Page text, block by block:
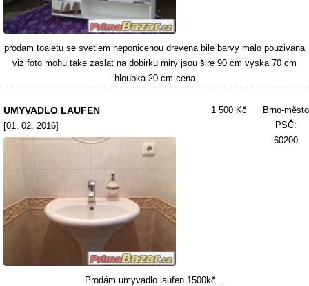
prodam toaletu se svetlem neponicenou drevena bile barvy malo pouzivana
viz foto mohu take zaslat na dobirku miry jsou šire 90 cm vyska 70 cm
hloubka 20 cm cena
UMYVADLO LAUFEN
[01. 02. 2016]
1 500 Kč
Brno-město
PSČ:
60200
Prodám umyvadlo laufen 1500kč...